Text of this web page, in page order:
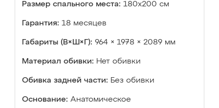
Размер спального места: 180х200 см
Гарантия: 18 месяцев
Габариты (В×Ш×Г): 964 × 1978 × 2089 мм
Материал обивки: Нет обивки
Обивка задней части: Без обивки
Основание: Анатомическое